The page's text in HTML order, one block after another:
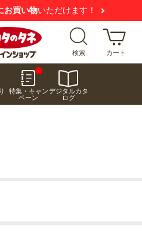
お買い物いただけます！
検索 カート
特集・キャン
ペーン
デジタルカタ
ログ